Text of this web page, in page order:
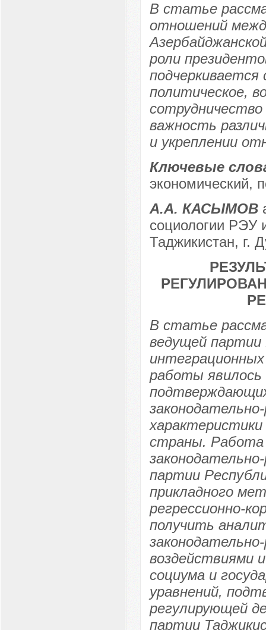
В статье
отношений
роли
политическое,
важность
и укреплении
Ключевые
экономический,
А.А. КАСЫМОВ
социологии РЭУ
Таджикистан, г.
В статье
ведущей партии
работы явилось
страны. Работа
партии
прикладного
регрессионно-
получить
воздействиями
социума и
уравнений,
регулирующей
партии